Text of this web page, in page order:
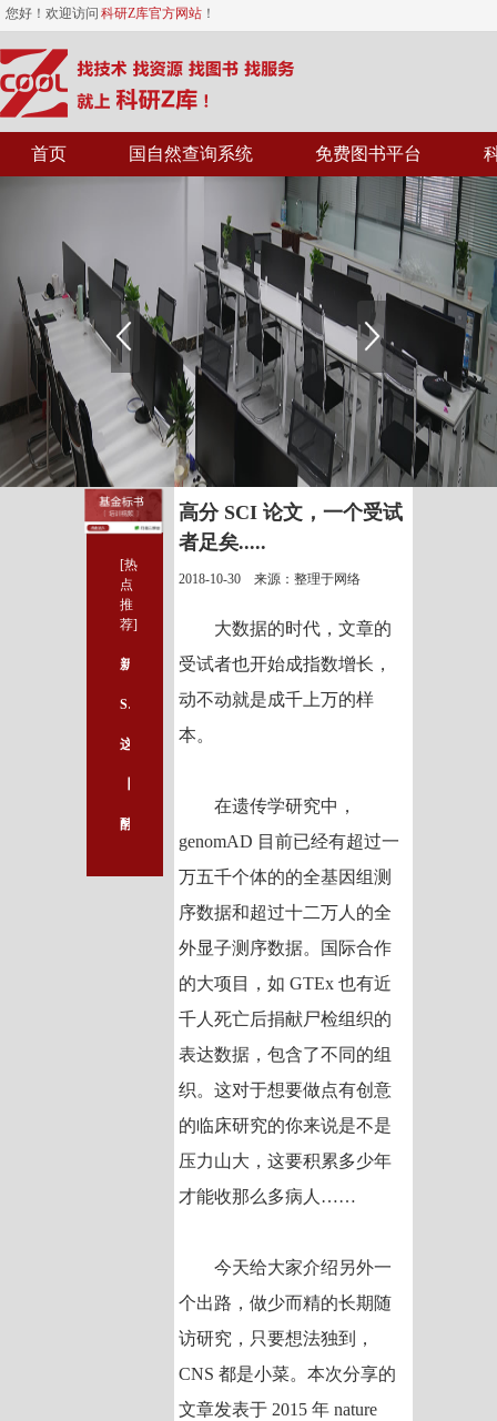
您好！欢迎访问 科研Z库官方网站 ！
首页 国自然查询系统 免费图书平台
[热
点
推
荐]
SCI 论文写作不得不说的万能句型（五）：正确使用数字
高分 SCI 论文，一个受试
者足矣.....
2018-10-30 来源：整理于网络
大数据的时代，文章的
受试者也开始成指数增长，
动不动就是成千上万的样
本。
在遗传学研究中，
genomAD 目前已经有超过一
万五千个体的的全基因组测
序数据和超过十二万人的全
外显子测序数据。国际合作
的大项目，如 GTEx 也有近
千人死亡后捐献尸检组织的
表达数据，包含了不同的组
织。这对于想要做点有创意
的临床研究的你来说是不是
压力山大，这要积累多少年
才能收那么多病人……
今天给大家介绍另外一
个出路，做少而精的长期随
访研究，只要想法独到，
CNS 都是小菜。本次分享的
文章发表于 2015 年 nature